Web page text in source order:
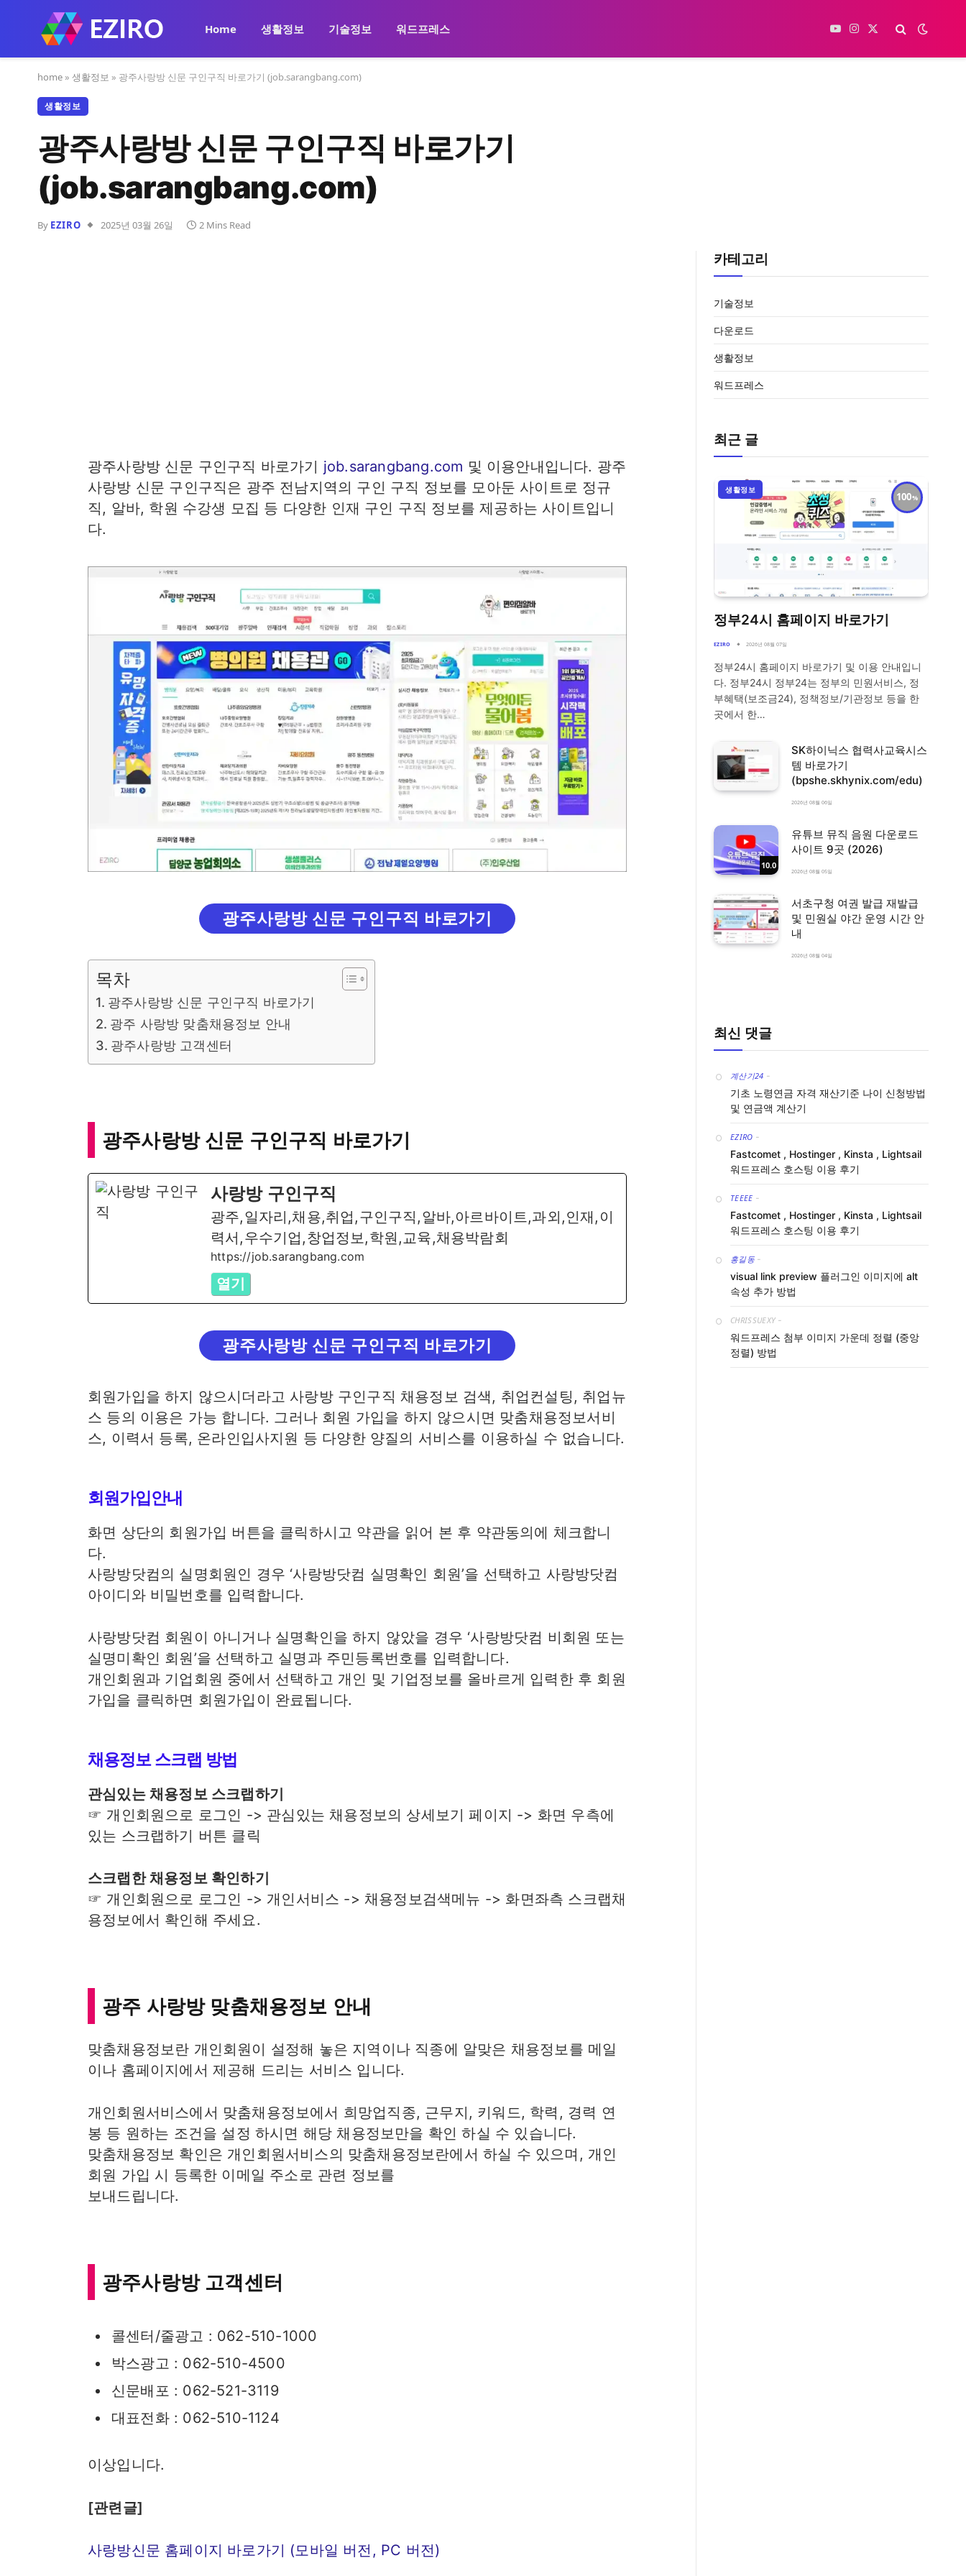
Home 생활정보 기술정보 워드프레스 YouTubeInstagram
X
home » 생활정보 » 광주사랑방 신문 구인구직 바로가기 (job.sarangbang.com)
생활정보
광주사랑방 신문 구인구직 바로가기
(job.sarangbang.com)
By EZIRO 2025년 03월 26일 2 Mins Read
광주사랑방 신문 구인구직 바로가기 job.sarangbang.com 및 이용안내입니다. 광주
사랑방 신문 구인구직은 광주 전남지역의 구인 구직 정보를 모아둔 사이트로 정규
직, 알바, 학원 수강생 모집 등 다양한 인재 구인 구직 정보를 제공하는 사이트입니
다.
광주사랑방 신문 구인구직 바로가기
목차
광주사랑방 신문 구인구직 바로가기
광주 사랑방 맞춤채용정보 안내
광주사랑방 고객센터
광주사랑방 신문 구인구직 바로가기
사랑방 구인구직
광주,일자리,채용,취업,구인구직,알바,아르바이트,과외,인재,이
력서,우수기업,창업정보,학원,교육,채용박람회
https://job.sarangbang.com
열기
광주사랑방 신문 구인구직 바로가기
회원가입을 하지 않으시더라고 사랑방 구인구직 채용정보 검색, 취업컨설팅, 취업뉴
스 등의 이용은 가능 합니다. 그러나 회원 가입을 하지 않으시면 맞춤채용정보서비
스, 이력서 등록, 온라인입사지원 등 다양한 양질의 서비스를 이용하실 수 없습니다.
회원가입안내
화면 상단의 회원가입 버튼을 클릭하시고 약관을 읽어 본 후 약관동의에 체크합니
다.
사랑방닷컴의 실명회원인 경우 ‘사랑방닷컴 실명확인 회원’을 선택하고 사랑방닷컴
아이디와 비밀번호를 입력합니다.
사랑방닷컴 회원이 아니거나 실명확인을 하지 않았을 경우 ‘사랑방닷컴 비회원 또는
실명미확인 회원’을 선택하고 실명과 주민등록번호를 입력합니다.
개인회원과 기업회원 중에서 선택하고 개인 및 기업정보를 올바르게 입력한 후 회원
가입을 클릭하면 회원가입이 완료됩니다.
채용정보 스크랩 방법
관심있는 채용정보 스크랩하기
☞ 개인회원으로 로그인 -> 관심있는 채용정보의 상세보기 페이지 -> 화면 우측에
있는 스크랩하기 버튼 클릭
스크랩한 채용정보 확인하기
☞ 개인회원으로 로그인 -> 개인서비스 -> 채용정보검색메뉴 -> 화면좌측 스크랩채
용정보에서 확인해 주세요.
광주 사랑방 맞춤채용정보 안내
맞춤채용정보란 개인회원이 설정해 놓은 지역이나 직종에 알맞은 채용정보를 메일
이나 홈페이지에서 제공해 드리는 서비스 입니다.
개인회원서비스에서 맞춤채용정보에서 희망업직종, 근무지, 키워드, 학력, 경력 연
봉 등 원하는 조건을 설정 하시면 해당 채용정보만을 확인 하실 수 있습니다.
맞춤채용정보 확인은 개인회원서비스의 맞춤채용정보란에서 하실 수 있으며, 개인
회원 가입 시 등록한 이메일 주소로 관련 정보를
보내드립니다.
광주사랑방 고객센터
콜센터/줄광고 : 062-510-1000
박스광고 : 062-510-4500
신문배포 : 062-521-3119
대표전화 : 062-510-1124
이상입니다.
[관련글]
사랑방신문 홈페이지 바로가기 (모바일 버전, PC 버전)
카테고리
기술정보
다운로드
생활정보
워드프레스
최근 글
100
생활정보
정부24시 홈페이지 바로가기
EZIRO 2026년 08월 07일
정부24시 홈페이지 바로가기 및 이용 안내입니
다. 정부24시 정부24는 정부의 민원서비스, 정
부혜택(보조금24), 정책정보/기관정보 등을 한
곳에서 한…
SK하이닉스 협력사교육시스
템 바로가기
(bpshe.skhynix.com/edu)
2026년 08월 06일
10.0
유튜브 뮤직 음원 다운로드
사이트 9곳 (2026)
2026년 08월 05일
서초구청 여권 발급 재발급
및 민원실 야간 운영 시간 안
내
2026년 08월 04일
최신 댓글
계산기24 -
기초 노령연금 자격 재산기준 나이 신청방법
및 연금액 계산기
EZIRO -
Fastcomet , Hostinger , Kinsta , Lightsail
워드프레스 호스팅 이용 후기
TEEEE -
Fastcomet , Hostinger , Kinsta , Lightsail
워드프레스 호스팅 이용 후기
홍길동 -
visual link preview 플러그인 이미지에 alt
속성 추가 방법
CHRISSUEXY -
워드프레스 첨부 이미지 가운데 정렬 (중앙
정렬) 방법